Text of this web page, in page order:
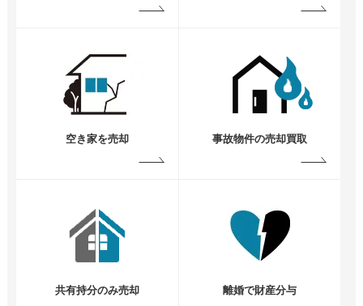
空き家を売却 事故物件の売却買取
共有持分のみ売却 離婚で財産分与